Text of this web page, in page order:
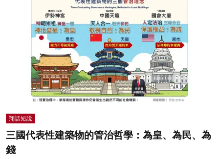
名家榜
灼見活動
翔話短說
三國代表性建築物的管治哲學：為皇、為民、為
錢